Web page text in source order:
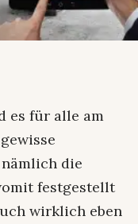
es für alle am
die
festgestellt
wirklich eben